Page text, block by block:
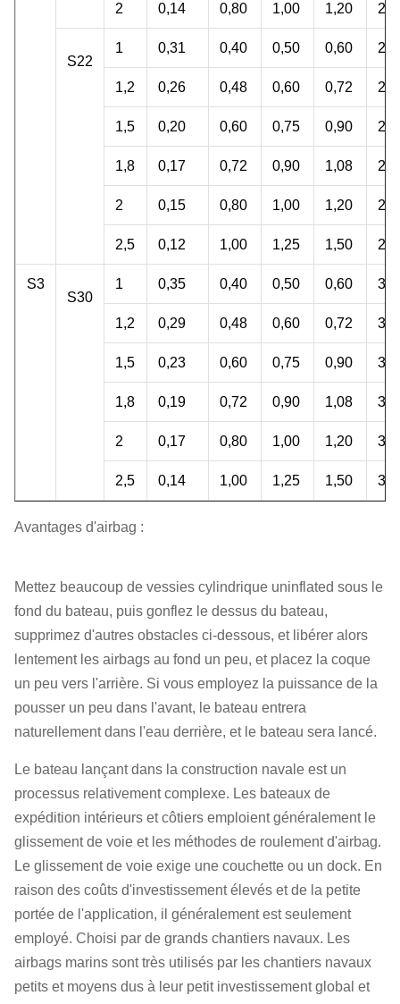
2 0,14 0,80 1,00 1,20
S22
1 0,31 0,40 0,50 0,60
1,2 0,26 0,48 0,60 0,72
1,5 0,20 0,60 0,75 0,90
1,8 0,17 0,72 0,90 1,08
2 0,15 0,80 1,00 1,20
2,5 0,12 1,00 1,25 1,50
S3
S30
1 0,35 0,40 0,50 0,60
1,2 0,29 0,48 0,60 0,72
1,5 0,23 0,60 0,75 0,90
1,8 0,19 0,72 0,90 1,08
2 0,17 0,80 1,00 1,20
2,5 0,14 1,00 1,25 1,50
Avantages d'airbag :
Mettez beaucoup de vessies cylindrique uninflated sous le
fond du bateau, puis gonflez le dessus du bateau,
supprimez d'autres obstacles ci-dessous, et libérer alors
lentement les airbags au fond un peu, et placez la coque
un peu vers l'arrière. Si vous employez la puissance de la
pousser un peu dans l'avant, le bateau entrera
naturellement dans l'eau derrière, et le bateau sera lancé.
Le bateau lançant dans la construction navale est un
processus relativement complexe. Les bateaux de
expédition intérieurs et côtiers emploient généralement le
glissement de voie et les méthodes de roulement d'airbag.
Le glissement de voie exige une couchette ou un dock. En
raison des coûts d'investissement élevés et de la petite
portée de l'application, il généralement est seulement
employé. Choisi par de grands chantiers navaux. Les
airbags marins sont très utilisés par les chantiers navaux
petits et moyens dus à leur petit investissement global et